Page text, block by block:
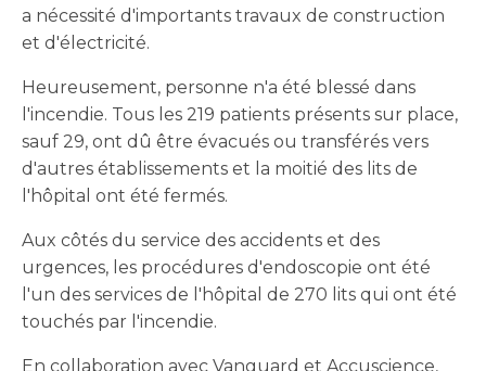
a nécessité d'importants travaux de construction
et d'électricité.
Heureusement, personne n'a été blessé dans
l'incendie. Tous les 219 patients présents sur place,
sauf 29, ont dû être évacués ou transférés vers
d'autres établissements et la moitié des lits de
l'hôpital ont été fermés.
Aux côtés du service des accidents et des
urgences, les procédures d'endoscopie ont été
l'un des services de l'hôpital de 270 lits qui ont été
touchés par l'incendie.
En collaboration avec Vanguard et Accuscience,